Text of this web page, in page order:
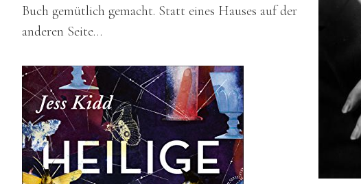
Buch gemütlich gemacht. Statt eines Hauses auf der
anderen Seite…